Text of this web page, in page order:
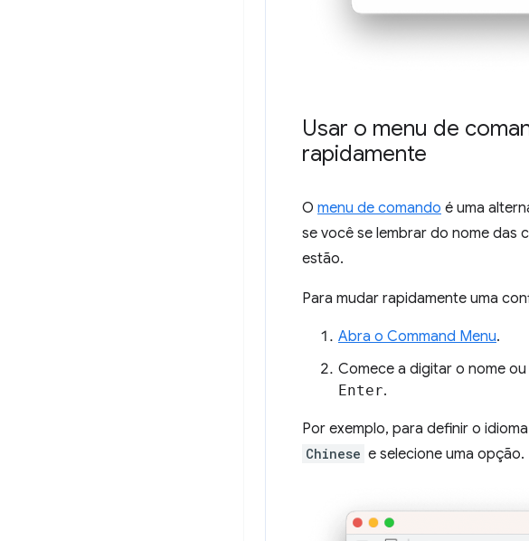
Usar o menu de
rapidamente
O menu de comando é uma
se você se lembrar do nome das
estão.
Para mudar rapidamente uma
Abra o Command Menu.
Comece a digitar o nome
Enter.
Por exemplo, para definir o
Chinese e selecione uma opção.